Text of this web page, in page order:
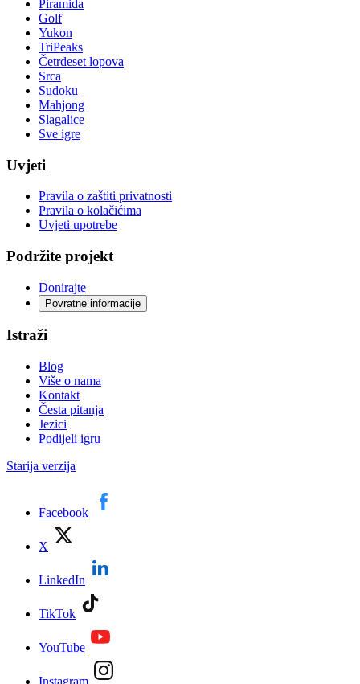
Piramida
Golf
Yukon
TriPeaks
Četrdeset lopova
Srca
Sudoku
Mahjong
Slagalice
Sve igre
Uvjeti
Pravila o zaštiti privatnosti
Pravila o kolačićima
Uvjeti upotrebe
Podržite projekt
Donirajte
Povratne informacije
Istraži
Blog
Više o nama
Kontakt
Česta pitanja
Jezici
Podijeli igru
Starija verzija
Facebook
X
LinkedIn
TikTok
YouTube
Instagram